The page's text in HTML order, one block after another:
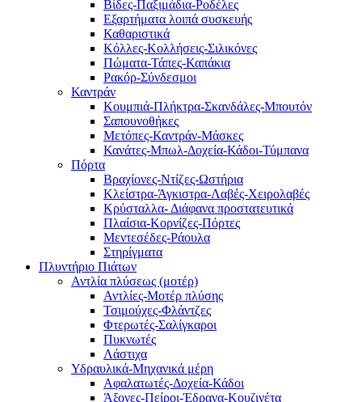
Βίδες-Παξιμάδια-Ροδέλες
Εξαρτήματα λοιπά συσκευής
Καθαριστικά
Κόλλες-Κολλήσεις-Σιλικόνες
Πώματα-Τάπες-Καπάκια
Ρακόρ-Σύνδεσμοι
Καντράν
Κουμπιά-Πλήκτρα-Σκανδάλες-Μπουτόν
Σαπουνοθήκες
Μετόπες-Καντράν-Μάσκες
Κανάτες-Μπωλ-Δοχεία-Κάδοι-Τύμπανα
Πόρτα
Βραχίονες-Ντίζες-Ωστήρια
Κλείστρα-Άγκιστρα-Λαβές-Χειρολαβές
Κρύσταλλα- Διάφανα προστατευτικά
Πλαίσια-Κορνίζες-Πόρτες
Μεντεσέδες-Ράουλα
Στηρίγματα
Πλυντήριο Πιάτων
Αντλία πλύσεως (μοτέρ)
Αντλίες-Μοτέρ πλύσης
Τσιμούχες-Φλάντζες
Φτερωτές-Σαλίγκαροι
Πυκνωτές
Λάστιχα
Υδραυλικά-Mηχανικά μέρη
Αφαλατωτές-Δοχεία-Κάδοι
Άξονες-Πείροι-Έδρανα-Κουζινέτα